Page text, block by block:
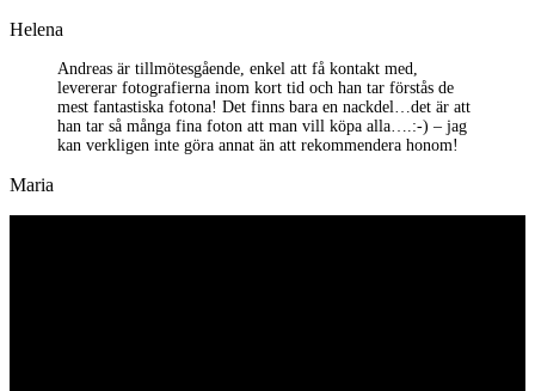
Helena
Andreas är tillmötesgående, enkel att få kontakt med,
levererar fotografierna inom kort tid och han tar förstås de
mest fantastiska fotona! Det finns bara en nackdel…det är att
han tar så många fina foton att man vill köpa alla….:-) – jag
kan verkligen inte göra annat än att rekommendera honom!
Maria